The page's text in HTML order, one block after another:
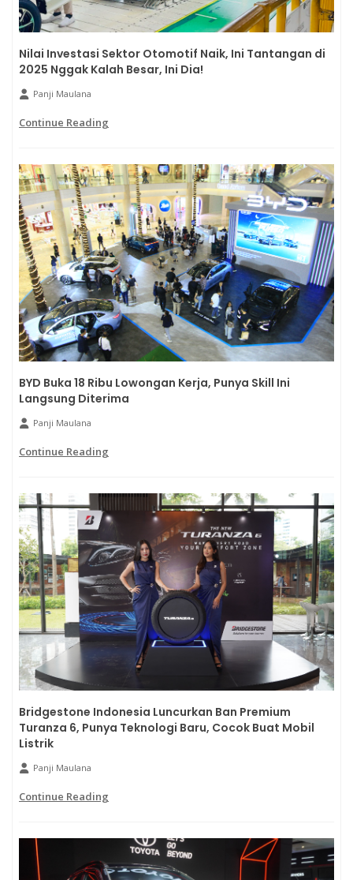
Nilai Investasi Sektor Otomotif Naik, Ini Tantangan di
2025 Nggak Kalah Besar, Ini Dia!
Panji Maulana
Continue Reading
BYD Buka 18 Ribu Lowongan Kerja, Punya Skill Ini
Langsung Diterima
Panji Maulana
Continue Reading
Bridgestone Indonesia Luncurkan Ban Premium
Turanza 6, Punya Teknologi Baru, Cocok Buat Mobil
Listrik
Panji Maulana
Continue Reading